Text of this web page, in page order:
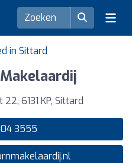
in Sittard
6131 KP, Sittard
3555